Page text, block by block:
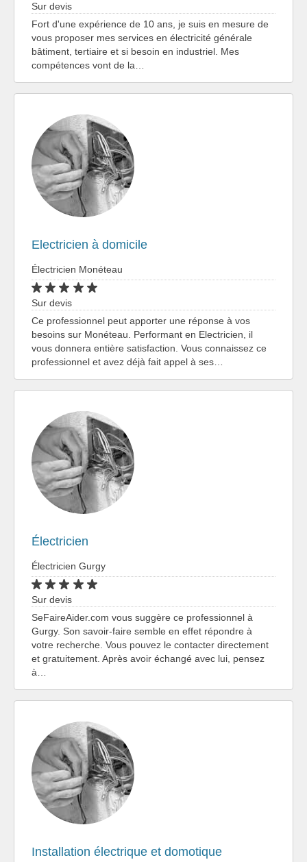
Sur devis
Fort d'une expérience de 10 ans, je suis en mesure de
vous proposer mes services en électricité générale
bâtiment, tertiaire et si besoin en industriel. Mes
compétences vont de la…
Electricien à domicile
Électricien Monéteau
Sur devis
Ce professionnel peut apporter une réponse à vos
besoins sur Monéteau. Performant en Electricien, il
vous donnera entière satisfaction. Vous connaissez ce
professionnel et avez déjà fait appel à ses…
Électricien
Électricien Gurgy
Sur devis
SeFaireAider.com vous suggère ce professionnel à
Gurgy. Son savoir-faire semble en effet répondre à
votre recherche. Vous pouvez le contacter directement
et gratuitement. Après avoir échangé avec lui, pensez
à…
Installation électrique et domotique